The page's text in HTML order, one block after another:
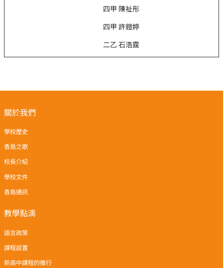
四甲 陳祉彤
四甲 許鎧婷
二乙 石浩霆
關於我們
學校歷史
香島之歌
校長介紹
學校文件
香島通訊
教學點滴
語言政策
課程設置
新高中課程的推行